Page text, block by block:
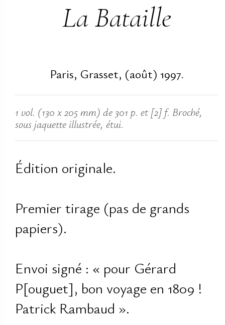
La Bataille
Paris, Grasset, (août) 1997.
1 vol. (130 x 205 mm) de 301 p. et [2] f. Broché,
sous jaquette illustrée, étui.
Édition originale.
Premier tirage (pas de grands
papiers).
Envoi signé : « pour Gérard
P[ouguet], bon voyage en 1809 !
Patrick Rambaud ».